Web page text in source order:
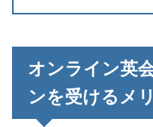
オンライン英
ンを受けるメ